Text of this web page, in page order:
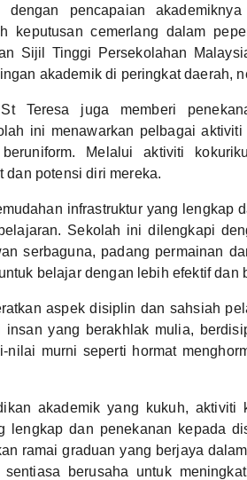
pencapaian
keputusan cemerlang dalam
Sijil Tinggi Persekolahan
akademik di peringkat daerah,
Teresa juga memberi
ini menawarkan pelbagai
Melalui aktiviti
dan potensi diri mereka.
infrastruktur yang lengkap
Sekolah ini dilengkapi
serbaguna, padang permainan
belajar dengan lebih efektif dan
aspek disiplin dan sahsiah
yang berakhlak mulia,
nilai murni seperti hormat
akademik yang kukuh, aktiviti
lengkap dan penekanan kepada
ramai graduan yang berjaya
berusaha untuk